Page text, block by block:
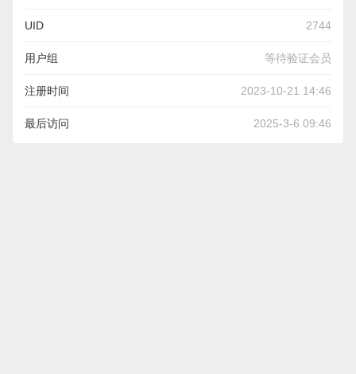
UID 2744
用户组 等待验证会员
注册时间 2023-10-21 14:46
最后访问 2025-3-6 09:46